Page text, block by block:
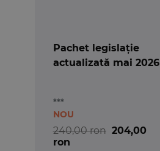
Pachet legislație
actualizată mai 2026
***
240,00 ron 204,00
ron
NOU